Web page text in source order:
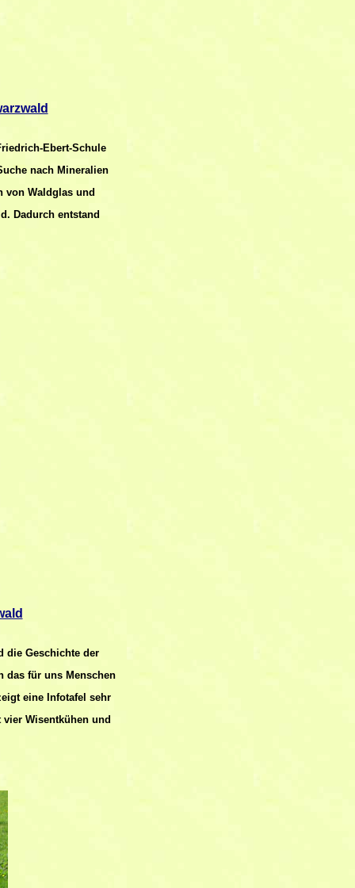
Ebert-Schule
nach Mineralien
von Waldglas und
Dadurch entstand
die Geschichte der
das für uns Menschen
eine Infotafel sehr
Wisentkühen und